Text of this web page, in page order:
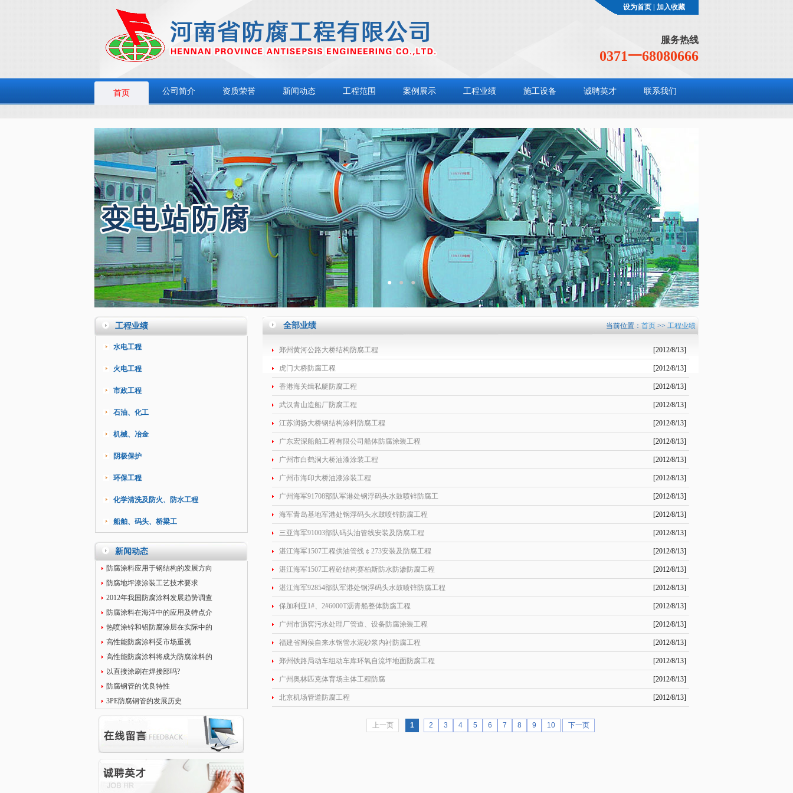
设为首页 加入收藏
服务热线
0371一68080666
首页 公司简介 资质荣誉 新闻动态 工程范围 案例展示 工程业绩 施工设备 诚聘英才 联系我们
工程业绩
水电工程
火电工程
市政工程
石油、化工
机械、冶金
阴极保护
环保工程
化学清洗及防火、防水工程
船舶、码头、桥梁工
新闻动态
防腐涂料应用于钢结构的发展方向
防腐地坪漆涂装工艺技术要求
2012年我国防腐涂料发展趋势调查
防腐涂料在海洋中的应用及特点介
热喷涂锌和铝防腐涂层在实际中的
高性能防腐涂料受市场重视
高性能防腐涂料将成为防腐涂料的
以直接涂刷在焊接部吗?
防腐钢管的优良特性
3PE防腐钢管的发展历史
全部业绩 当前位置： 首页 >> 工程业绩
[2012/8/13]
郑州黄河公路大桥结构防腐工程
[2012/8/13]
虎门大桥防腐工程
[2012/8/13]
香港海关缉私艇防腐工程
[2012/8/13]
武汉青山造船厂防腐工程
[2012/8/13]
江苏润扬大桥钢结构涂料防腐工程
[2012/8/13]
广东宏深船舶工程有限公司船体防腐涂装工程
[2012/8/13]
广州市白鹤洞大桥油漆涂装工程
[2012/8/13]
广州市海印大桥油漆涂装工程
[2012/8/13]
广州海军91708部队军港处钢浮码头水鼓喷锌防腐工
[2012/8/13]
海军青岛基地军港处钢浮码头水鼓喷锌防腐工程
[2012/8/13]
三亚海军91003部队码头油管线安装及防腐工程
[2012/8/13]
湛江海军1507工程供油管线￠273安装及防腐工程
[2012/8/13]
湛江海军1507工程砼结构赛柏斯防水防渗防腐工程
[2012/8/13]
湛江海军92854部队军港处钢浮码头水鼓喷锌防腐工程
[2012/8/13]
保加利亚1#、2#6000T沥青船整体防腐工程
[2012/8/13]
广州市沥窖污水处理厂管道、设备防腐涂装工程
[2012/8/13]
福建省闽侯自来水钢管水泥砂浆内衬防腐工程
[2012/8/13]
郑州铁路局动车组动车库环氧自流坪地面防腐工程
[2012/8/13]
广州奥林匹克体育场主体工程防腐
[2012/8/13]
北京机场管道防腐工程
上一页 1 2 3 4 5 6 7 8 9 10 下一页